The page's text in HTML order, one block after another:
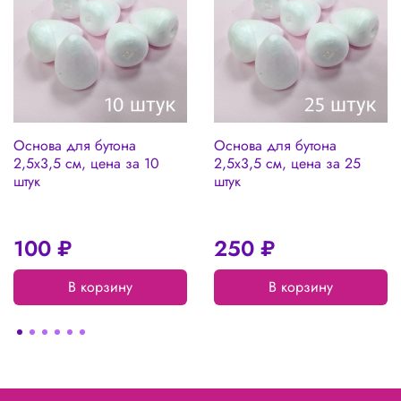
Основа для бутона
2,5х3,5 см, цена за 10
штук
100 ₽
В корзину
Основа для бутона
2,5х3,5 см, цена за 25
штук
250 ₽
В корзину